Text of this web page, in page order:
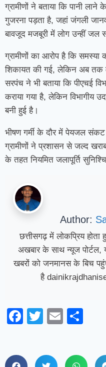
ग्रामीणों ने बताया कि पानी
गुजरना पड़ता है, जहां जंगली
बावजूद मजबूरी में लोग उन्हीं जल
ग्रामीणों का आरोप है कि
शिकायत की गई, लेकिन अब तक
सरपंच ने भी बताया कि पीएचई
कराया गया है, लेकिन विभागीय
बनी हुई है।
भीषण गर्मी के दौर में पेयजल संकट
ग्रामीणों ने प्रशासन से जल्द
के तहत नियमित जलापूर्ति
Author:
छत्तीसगढ़ में लोकप्रिय
अखबार के साथ न्यूज पोर्टल,
खबरों को जनमानस के बिच
है
Facebook
TwitterEmail